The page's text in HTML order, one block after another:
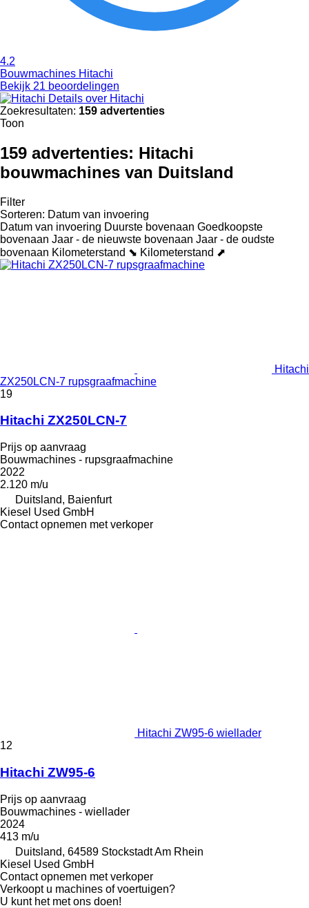
4.2
Bouwmachines Hitachi
Bekijk 21 beoordelingen
Details over Hitachi
Zoekresultaten: 159 advertenties
Toon
159 advertenties: Hitachi
bouwmachines van Duitsland
Filter
Sorteren: Datum van invoering
Datum van invoering Duurste bovenaan Goedkoopste
bovenaan Jaar - de nieuwste bovenaan Jaar - de oudste
bovenaan Kilometerstand ⬊ Kilometerstand ⬈
Hitachi
ZX250LCN-7 rupsgraafmachine
19
Hitachi ZX250LCN-7
Prijs op aanvraag
Bouwmachines - rupsgraafmachine
2022
2.120 m/u
Duitsland, Baienfurt
Kiesel Used GmbH
Contact opnemen met verkoper
Hitachi ZW95-6 wiellader
12
Hitachi ZW95-6
Prijs op aanvraag
Bouwmachines - wiellader
2024
413 m/u
Duitsland, 64589 Stockstadt Am Rhein
Kiesel Used GmbH
Contact opnemen met verkoper
Verkoopt u machines of voertuigen?
U kunt het met ons doen!